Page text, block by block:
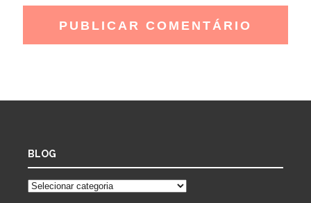
BLOG